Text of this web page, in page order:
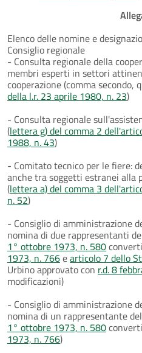
Elenco delle nomine e
Consiglio regionale
- Consulta regionale della
membri esperti in settori
cooperazione (comma secondo,
della l.r. 23 aprile 1980, n. 23)
- Consulta regionale
(lettera g) del comma 2
1988, n. 43)
- Comitato tecnico per le fiere:
anche tra soggetti estranei alla
(lettera a) del comma 3
n. 52)
- Consiglio di amministrazione
nomina di due rappresentanti
1° ottobre 1973, n. 580
1973, n. 766earticolo 7 dello
Urbino approvato con r.d. 8
modificazioni)
- Consiglio di amministrazione
nomina di un rappresentante
1° ottobre 1973, n. 580
1973, n. 766)